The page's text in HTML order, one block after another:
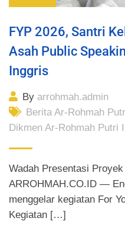
FYP 2026, Santri
Asah Public
Inggris
By arrohmah.admin
Berita Ar-Rohmah
Dikmen Ar-Rohmah Putri
Wadah Presentasi
ARROHMAH.CO.ID —
menggelar kegiatan For
Kegiatan […]